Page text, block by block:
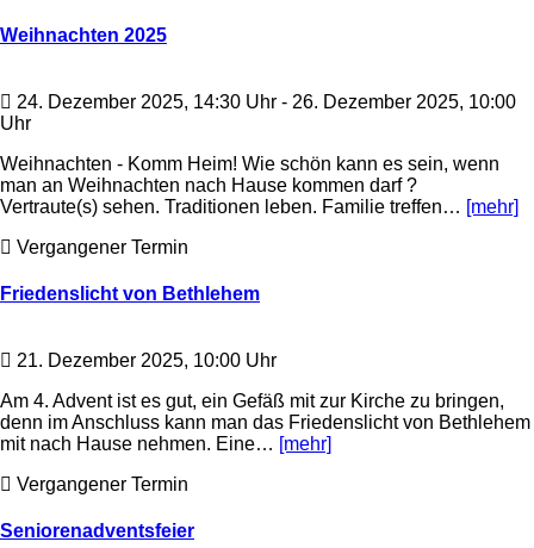
Weihnachten 2025
24. Dezember 2025, 14:30 Uhr - 26. Dezember 2025, 10:00
Uhr
Weihnachten - Komm Heim! Wie schön kann es sein, wenn
man an Weihnachten nach Hause kommen darf ?
Vertraute(s) sehen. Traditionen leben. Familie treffen… [mehr]
Vergangener Termin
Friedenslicht von Bethlehem
21. Dezember 2025, 10:00 Uhr
Am 4. Advent ist es gut, ein Gefäß mit zur Kirche zu bringen,
denn im Anschluss kann man das Friedenslicht von Bethlehem
mit nach Hause nehmen. Eine… [mehr]
Vergangener Termin
Seniorenadventsfeier